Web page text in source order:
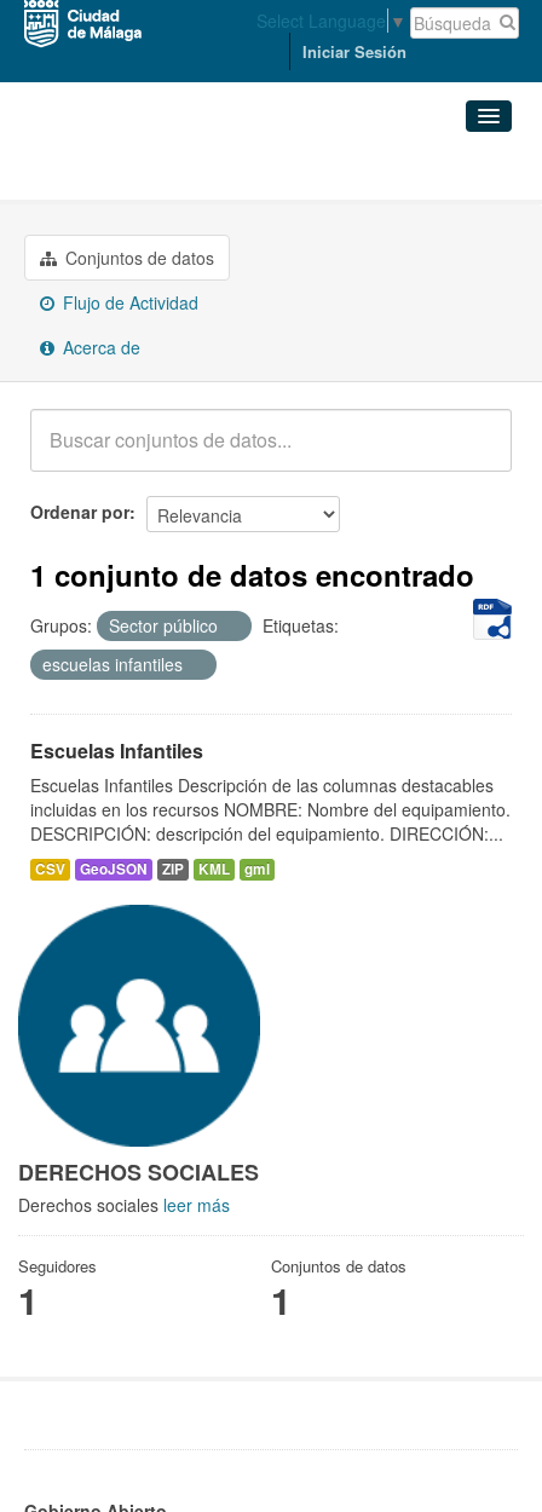
Select Language ▼
Iniciar Sesión
Organizaciones
Grupos
Acerca de
Conjuntos de datos
Flujo de Actividad
Acerca de
Ordenar por
1 conjunto de datos encontrado
Grupos: Sector público
Etiquetas:
escuelas infantiles
Escuelas Infantiles
Escuelas Infantiles Descripción de las columnas destacables
incluidas en los recursos NOMBRE: Nombre del equipamiento.
DESCRIPCIÓN: descripción del equipamiento. DIRECCIÓN:...
CSV GeoJSON ZIP KML gml
DERECHOS SOCIALES
Derechos sociales leer más
Seguidores
1
Conjuntos de datos
1